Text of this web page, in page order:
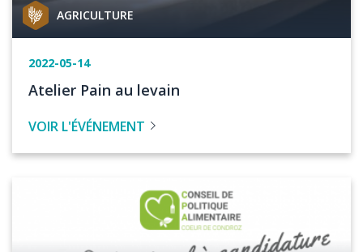
Catégorie
de
AGRICULTURE
Date
de
2022-05-14
Titre
l'évenement
Atelier Pain au levain
VOIR L'ÉVÉNEMENT